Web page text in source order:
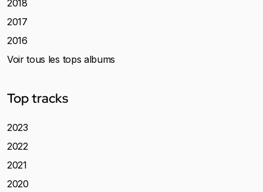
2018
2017
2016
Voir tous les tops albums
Top tracks
2023
2022
2021
2020